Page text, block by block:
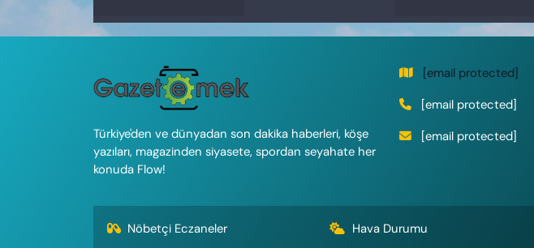
Türkiye'den ve dünyadan son dakika haberleri, köşe
yazıları, magazinden siyasete, spordan seyahate her
konuda Flow!
[email protected]
[email protected]
[email protected]
Nöbetçi Eczaneler Hava Durumu